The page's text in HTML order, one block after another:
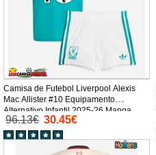
Camisa de Futebol Liverpool Alexis
Mac Allister #10 Equipamento
Alternativo Infantil 2025-26 Manga
Curta (+ Calças curtas)
96.13€ 30.45€